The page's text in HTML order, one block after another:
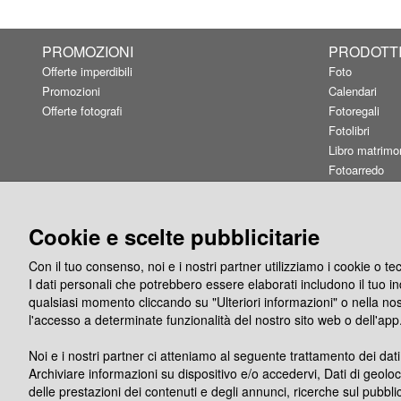
PROMOZIONI
Offerte imperdibili
Promozioni
Offerte fotografi
PRODOTTI
Foto
Calendari
Fotoregali
Fotolibri
Libro
Fotoarredo
Seguici su App
Cookie e scelte pubblicitarie
Con il tuo consenso, noi e i nostri partner utilizziamo i cookie o
I dati personali che potrebbero essere elaborati includono il tuo
qualsiasi momento cliccando su "Ulteriori informazioni" o nella
l'accesso a determinate funzionalità del nostro sito web o
Noi e i nostri partner ci atteniamo al seguente trattamento dei
Archiviare informazioni su dispositivo e/o accedervi, Dati di
delle prestazioni dei contenuti e degli annunci, ricerche sul